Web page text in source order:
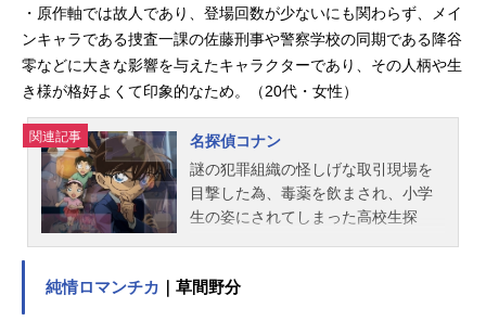
・原作軸では故人であり、登場回数が少ないにも関わらず、メイ
ンキャラである捜査一課の佐藤刑事や警察学校の同期である降谷
零などに大きな影響を与えたキャラクターであり、その人柄や生
き様が格好よくて印象的なため。（20代・女性）
関連記事
名探偵コナン
謎の犯罪組織の怪しげな取引現場を
目撃した為、毒薬を飲まされ、小学
生の姿にされてしまった高校生探
父・小五郎の探偵事務所に住みつ
純情ロマンチカ ｜草間野分